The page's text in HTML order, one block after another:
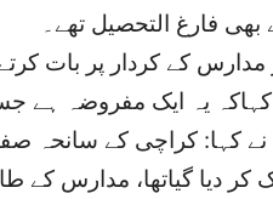
فارغ التحصیل تھے۔
کے کردار پر بات
کہاکہ یہ ایک مفروضہ ہے
نے کہا: کراچی کے سانحہ
کو ہلاک کر دیا گیاتھا،